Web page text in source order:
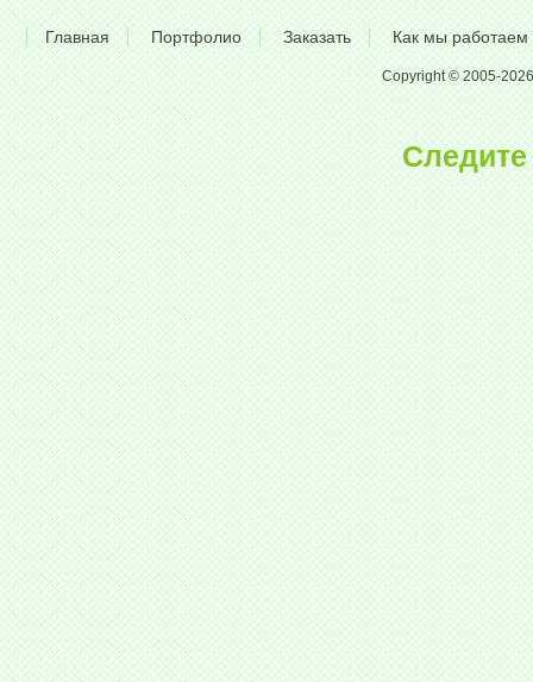
Главная Портфолио Заказать Как мы работаем
Copyright © 2005-